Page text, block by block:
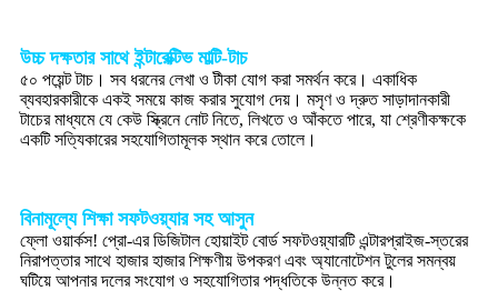
উচ্চ দক্ষতার সাথে ইন্টারেক্টিভ মাল্টি-টাচ
৫০ পয়েন্ট টাচ। সব ধরনের লেখা ও টীকা যোগ করা সমর্থন করে। একাধিক
ব্যবহারকারীকে একই সময়ে কাজ করার সুযোগ দেয়। মসৃণ ও দ্রুত সাড়াদানকারী
টাচের মাধ্যমে যে কেউ স্ক্রিনে নোট নিতে, লিখতে ও আঁকতে পারে, যা শ্রেণীকক্ষকে
একটি সত্যিকারের সহযোগিতামূলক স্থান করে তোলে।
বিনামূল্যে শিক্ষা সফটওয়্যার সহ আসুন
ফ্লো ওয়ার্কস! প্রো-এর ডিজিটাল হোয়াইট বোর্ড সফটওয়্যারটি এন্টারপ্রাইজ-স্তরের
নিরাপত্তার সাথে হাজার হাজার শিক্ষণীয় উপকরণ এবং অ্যানোটেশন টুলের সমন্বয়
ঘটিয়ে আপনার দলের সংযোগ ও সহযোগিতার পদ্ধতিকে উন্নত করে।